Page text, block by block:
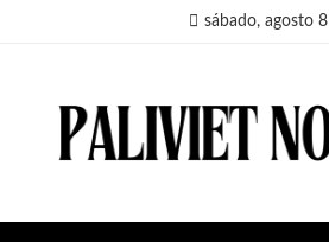
sábado, agosto 8